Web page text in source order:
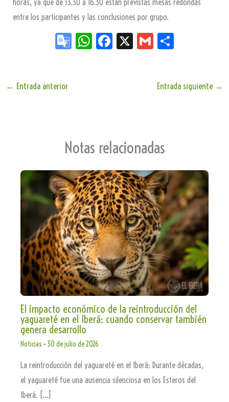
horas, ya que de 13.30 a 16.30 están previstas mesas redondas
entre los participantes y las conclusiones por grupo.
Go
te
W
Fa
X
G
← Entrada anterior Entrada siguiente →
Notas relacionadas
El impacto económico de la reintroducción del
yaguareté en el Iberá: cuando conservar también
genera desarrollo
Noticias • 30 de julio de 2026
La reintroducción del yaguareté en el Iberá: Durante décadas,
el yaguareté fue una ausencia silenciosa en los Esteros del
Iberá. […]